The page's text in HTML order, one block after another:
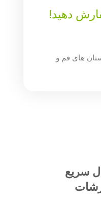
دهید!
برای استان های قم و
سریع